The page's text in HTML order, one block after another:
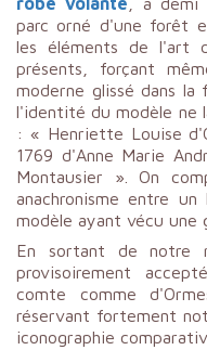
parc orné d'une forêt
les éléments de l'art
présents, forçant
moderne glissé dans
l'identité du modèle ne
: « Henriette Louise
1769 d'Anne Marie
Montausier ». On
anachronisme entre
modèle ayant vécu une
En sortant de notre
provisoirement
comte comme
réservant fortement
iconographie